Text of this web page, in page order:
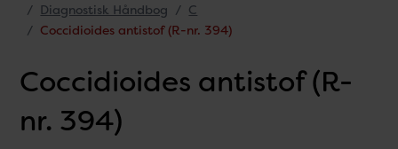
Diagnostisk Håndbog
C
Coccidioides antistof (R-nr. 394)
Coccidioides antistof (R-
nr. 394)